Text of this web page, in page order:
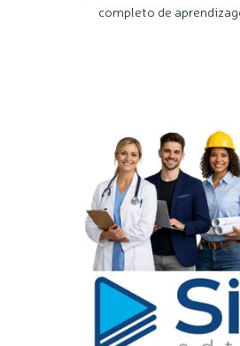
completo de